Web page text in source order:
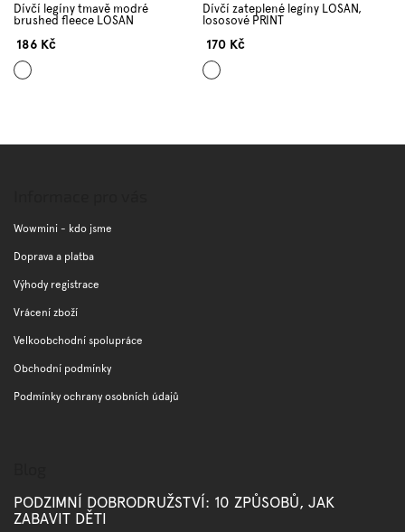
Dívčí legíny tmavě modré
brushed fleece LOSAN
186 Kč
Tmavě
modrá
Dívčí zateplené legíny LOSAN,
lososové PRINT
170 Kč
Lososová
Wowmini - kdo jsme
Doprava a platba
Výhody registrace
Vrácení zboží
Velkoobchodní spolupráce
Obchodní podmínky
Podmínky ochrany osobních údajů
PODZIMNÍ DOBRODRUŽSTVÍ: 10 ZPŮSOBŮ, JAK
ZABAVIT DĚTI